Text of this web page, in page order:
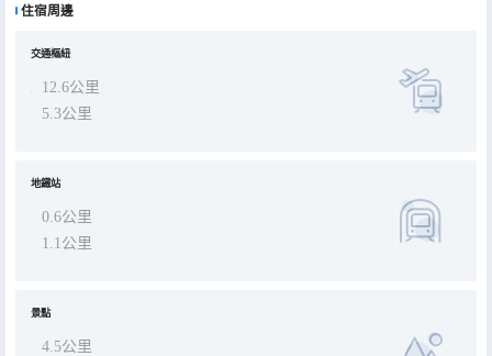
住宿周邊
交通樞紐
12.6公里
5.3公里
地鐵站
0.6公里
1.1公里
景點
4.5公里